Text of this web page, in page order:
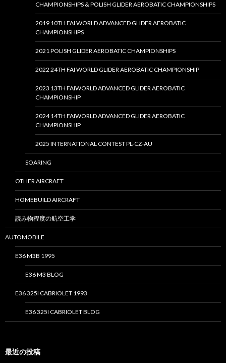
CHAMPIONSHIPS & POLISH GLIDER AEROBATIC CHAMPIONSHIPS
2019 10TH FAI WORLD ADVANCED GLIDER AEROBATIC
CHAMPIONSHIPS
2021 POLISH GLIDER AEROBATIC CHAMPIONSHIPS
2022 24TH FAI WORLD GLIDER AEROBATIC CHAMPIONSHIP
2023 13TH FAIWORLD ADVANCED GLIDER AEROBATIC
CHAMPIONSHIP
2024 14TH FAIWORLD ADVANCED GLIDER AEROBATIC
CHAMPIONSHIP
2025 INTERNATIONAL CONTEST PL-CZ-AU
SOARING
OTHER AIRCRAFT
HOMEBUILD AIRCRAFT
読み物程度の航空工学
AUTOMOBILE
E36 M3B 1995
E36 M3 BLOG
E36 325I CABRIOLET 1993
E36 325I CABRIOLET BLOG
最近の投稿